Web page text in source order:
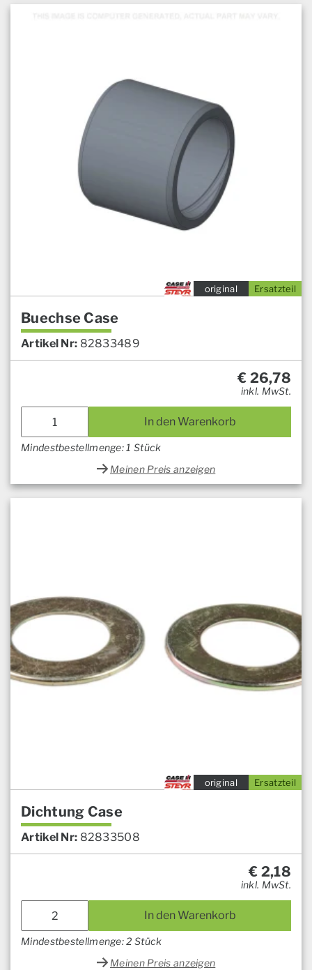
Ersatzteil
original
Buechse Case
Artikel Nr: 82833489
€ 26,78
inkl. MwSt.
In den Warenkorb
Mindestbestellmenge: 1 Stück
Meinen Preis anzeigen
Ersatzteil
original
Dichtung Case
Artikel Nr: 82833508
€ 2,18
inkl. MwSt.
In den Warenkorb
Mindestbestellmenge: 2 Stück
Meinen Preis anzeigen